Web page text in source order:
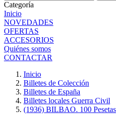
Categoría
Inicio
NOVEDADES
OFERTAS
ACCESORIOS
Quiénes somos
CONTACTAR
Inicio
Billetes de Colección
Billetes de España
Billetes locales Guerra Civil
(1936) BILBAO. 100